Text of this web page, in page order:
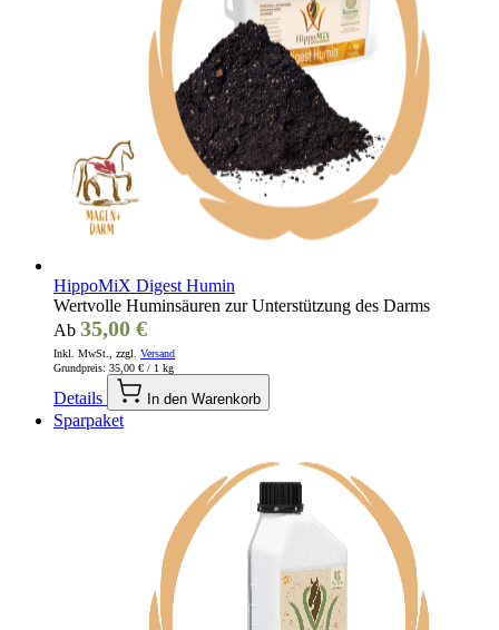
HippoMiX Digest Humin
Wertvolle Huminsäuren zur Unterstützung des Darms
Ab 35,00 €
Inkl. MwSt., zzgl. Versand
Grundpreis: 35,00 € / 1 kg
Details In den Warenkorb
Sparpaket